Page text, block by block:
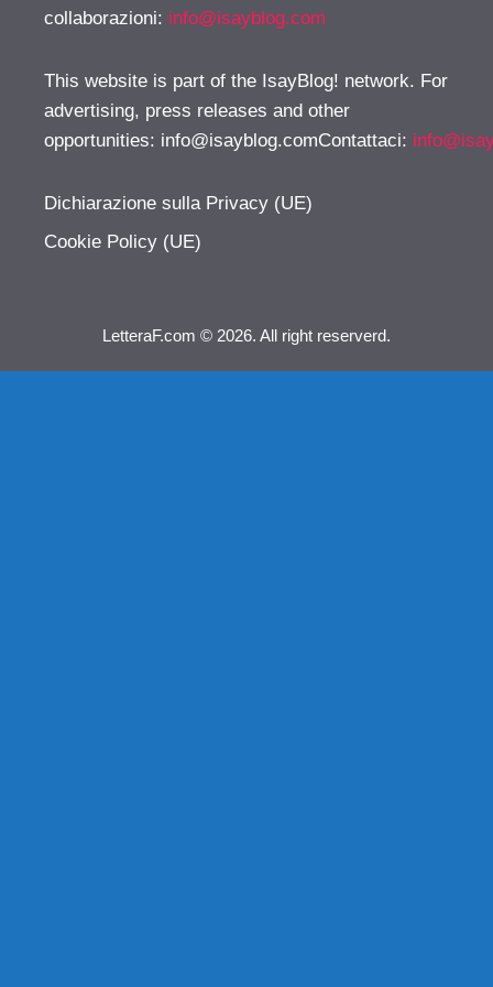
collaborazioni: info@isayblog.com
This website is part of the IsayBlog! network. For
advertising, press releases and other
opportunities: info@isayblog.comContattaci:
Dichiarazione sulla Privacy (UE)
Cookie Policy (UE)
LetteraF.com © 2026. All right reserverd.